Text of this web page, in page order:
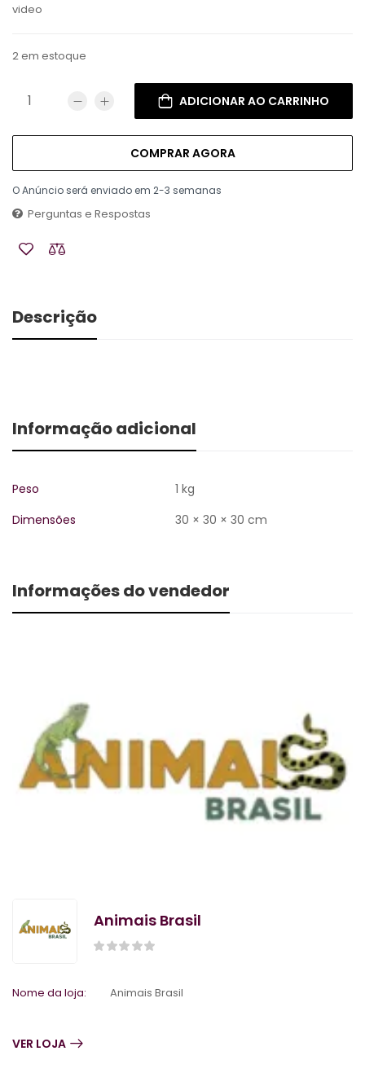
video
2 em estoque
ADICIONAR AO CARRINHO
COMPRAR AGORA
O Anúncio será enviado em 2-3 semanas
Perguntas e Respostas
Descrição
Informação adicional
Peso
1 kg
Dimensões
30 × 30 × 30 cm
Informações do vendedor
Animais Brasil
Nome da loja: Animais Brasil
VER LOJA